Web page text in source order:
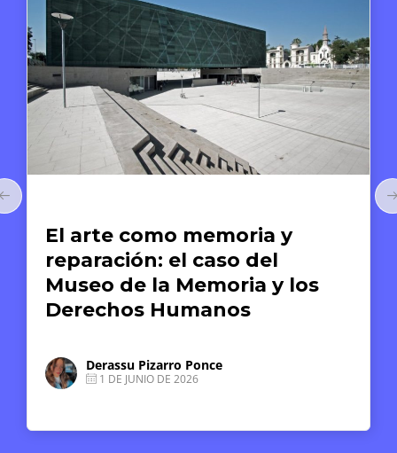
El arte como memoria y
reparación: el caso del
Museo de la Memoria y los
Derechos Humanos
Derassu Pizarro Ponce
1 DE JUNIO DE 2026